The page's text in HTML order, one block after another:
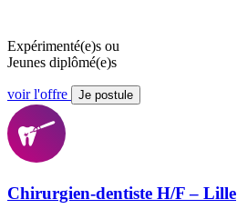
Expérimenté(e)s ou
Jeunes diplômé(e)s
voir l'offre Je postule
Chirurgien-dentiste H/F – Lille